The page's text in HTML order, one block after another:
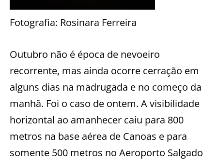
Fotografia: Rosinara Ferreira
Outubro não é época de nevoeiro
recorrente, mas ainda ocorre cerração em
alguns dias na madrugada e no começo da
manhã. Foi o caso de ontem. A visibilidade
horizontal ao amanhecer caiu para 800
metros na base aérea de Canoas e para
somente 500 metros no Aeroporto Salgado